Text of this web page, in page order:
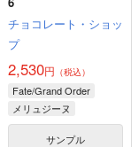
チョコレート・ショッ
プ
2,530円 （税込）
Fate/Grand Order
メリュジーヌ
サンプル